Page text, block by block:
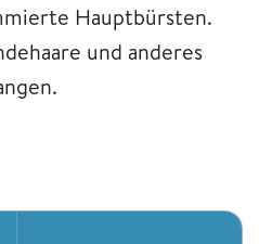
Hauptbürsten.
und anderes